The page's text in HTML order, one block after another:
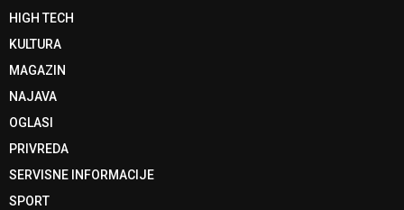
HIGH TECH
KULTURA
MAGAZIN
NAJAVA
OGLASI
PRIVREDA
SERVISNE INFORMACIJE
SPORT